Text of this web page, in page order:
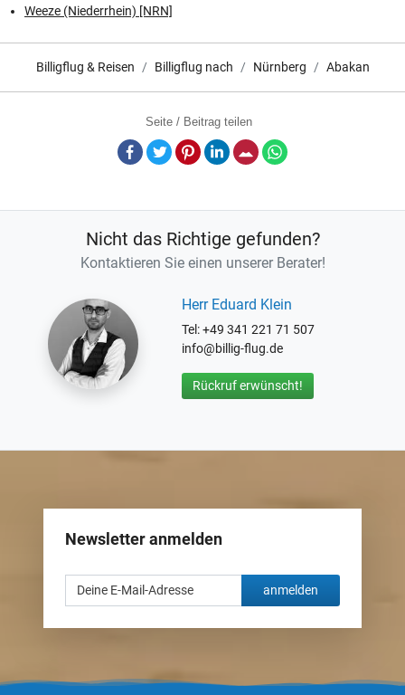
Weeze (Niederrhein) [NRN]
Billigflug & Reisen Billigflug nach Nürnberg Abakan
Seite / Beitrag teilen
Facebook
TwitterPinterestLinkedInE-Mail
Nicht das Richtige gefunden?
Kontaktieren Sie einen unserer Berater!
Herr Eduard Klein
Tel: +49 341 221 71 507
info@billig-flug.de
Rückruf erwünscht!
Newsletter anmelden
anmelden